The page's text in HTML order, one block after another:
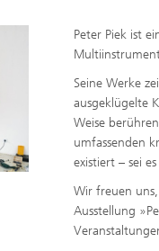
Printed
Medical
Peter Piek ist
Seine Werke
ausgeklügelte
Weise
umfassenden
existiert – sei
Wir freuen
Ausstellung